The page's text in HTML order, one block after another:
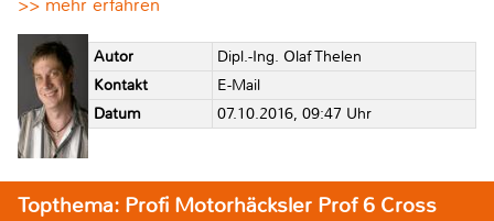
>> mehr erfahren
Autor
Dipl.-Ing. Olaf Thelen
Kontakt
E-Mail
Datum
07.10.2016, 09:47 Uhr
Topthema: Profi Motorhäcksler Prof 6 Cross